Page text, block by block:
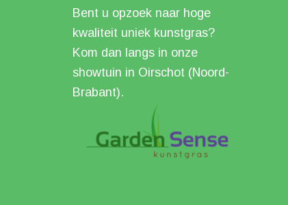
Bent u opzoek naar hoge
kwaliteit uniek kunstgras?
Kom dan langs in onze
showtuin in Oirschot (Noord-
Brabant).